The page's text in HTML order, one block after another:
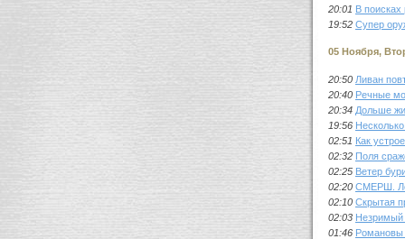
20:01 В
19:52 Супер
05 Ноября,
20:50 Ливан
20:40 Речные
20:34 Дольше
19:56
02:51 Как
02:32 Поля
02:25 Ветер
02:20 СМЕРШ.
02:10 Скрытая
02:03 Незримый
01:46 Романовы